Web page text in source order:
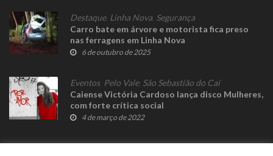
Destaque, Linha Nova, Segurança
Carro bate em árvore e motorista fica preso
nas ferragens em Linha Nova
6 de outubro de 2025
Eventos, Pelo Vale, São Sebastião do Caí
Caiense Victória Cardoso lança disco Mulheres,
com forte crítica social
4 de março de 2022